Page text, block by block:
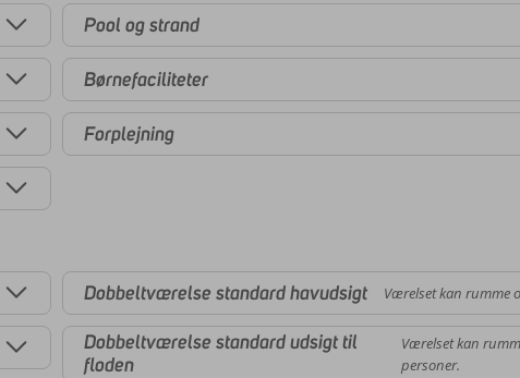
Pool og strand
Børnefaciliteter
Forplejning
Dobbeltværelse standard havudsigt Værelset kan rumme
Dobbeltværelse standard udsigt til
floden
Værelset kan
personer.